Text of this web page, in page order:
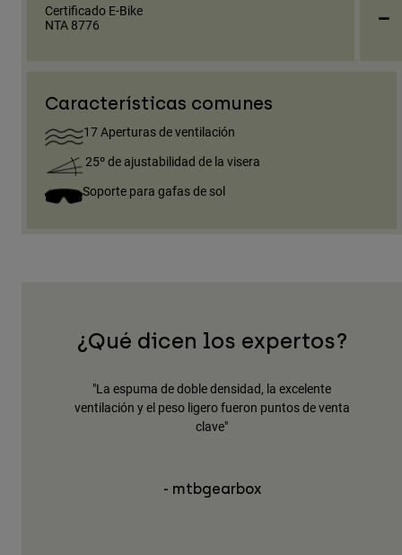
Certificado E-Bike
NTA 8776
_
Características comunes
17 Aperturas de ventilación
25º de ajustabilidad de la visera
Soporte para gafas de sol
¿Qué dicen los expertos?
"La espuma de doble densidad, la excelente
ventilación y el peso ligero fueron puntos de venta
clave"
- mtbgearbox